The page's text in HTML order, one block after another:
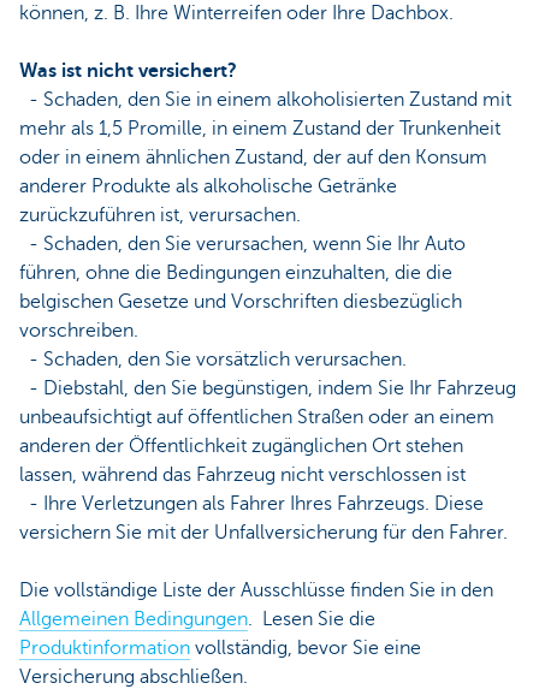
können, z. B. Ihre Winterreifen oder Ihre Dachbox.
Was ist nicht versichert?
- Schaden, den Sie in einem alkoholisierten Zustand mit
mehr als 1,5 Promille, in einem Zustand der Trunkenheit
oder in einem ähnlichen Zustand, der auf den Konsum
anderer Produkte als alkoholische Getränke
zurückzuführen ist, verursachen.
- Schaden, den Sie verursachen, wenn Sie Ihr Auto
führen, ohne die Bedingungen einzuhalten, die die
belgischen Gesetze und Vorschriften diesbezüglich
vorschreiben.
- Schaden, den Sie vorsätzlich verursachen.
- Diebstahl, den Sie begünstigen, indem Sie Ihr Fahrzeug
unbeaufsichtigt auf öffentlichen Straßen oder an einem
anderen der Öffentlichkeit zugänglichen Ort stehen
lassen, während das Fahrzeug nicht verschlossen ist
- Ihre Verletzungen als Fahrer Ihres Fahrzeugs. Diese
versichern Sie mit der Unfallversicherung für den Fahrer.
Die vollständige Liste der Ausschlüsse finden Sie in den
Allgemeinen Bedingungen. Lesen Sie die
Produktinformation vollständig, bevor Sie eine
Versicherung abschließen.